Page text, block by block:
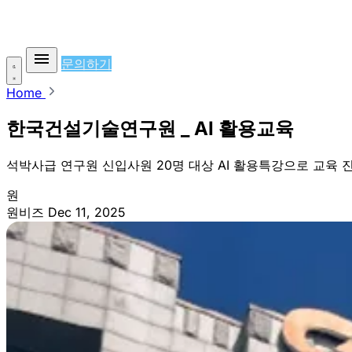
문의하기
Home
한국건설기술연구원 _ AI 활용교육
석박사급 연구원 신입사원 20명 대상 AI 활용특강으로 교육
원
원비즈 Dec 11, 2025